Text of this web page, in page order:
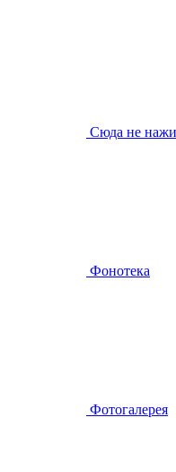
Сюда не
Фонотека
Фотогалерея